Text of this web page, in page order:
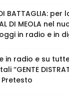
BATTAGLIA:
DI MEOLA nel
in radio e in
in radio e su
“GENTE
Pretesto